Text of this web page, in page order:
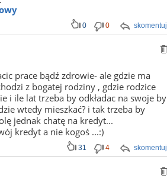
skomentuj
0 0
prace bądź zdrowie- ale gdzie ma
z bogatej rodziny , gdzie rodzice
i ile lat trzeba by odkładac na swoje by
wtedy mieszkać? i tak trzeba by
jednak chatę na kredyt...
kredyt a nie kogoś ...:)
skomentuj
31 4